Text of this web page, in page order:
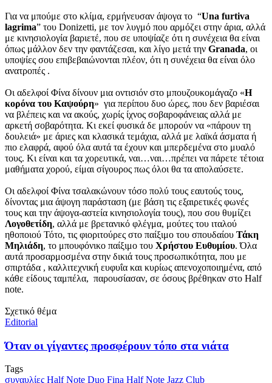
Για να μπούμε στο κλίμα, ερμήνευσαν άψογα το “Una furtiva
lagrima” του Donizetti, με τον λυγμό που αρμόζει στην άρια, αλλά
με κινησιολογία βαριετέ, που σε υποψίαζε ότι η συνέχεια θα είναι
όπως μάλλον δεν την φαντάζεσαι, και λίγο μετά την Granada, οι
υποψίες σου επιβεβαιώνονται πλέον, ότι η συνέχεια θα είναι όλο
ανατροπές .
Οι αδελφοί Φίνα δίνουν μια οντισιόν στο μπουζουκομάγαζο «Η
κορόνα του Καψούρη» για περίπου δυο ώρες, που δεν βαριέσαι
να βλέπεις και να ακούς, χωρίς ίχνος σοβαροφάνειας αλλά με
αρκετή σοβαρότητα. Κι εκεί φυσικά δε μπορούν να «πάρουν τη
δουλειά» με άριες και κλασικά τεμάχια, αλλά με λαϊκά άσματα ή
πιο ελαφρά, αφού όλα αυτά τα έχουν και μπερδεμένα στο μυαλό
τους. Κι είναι και τα χορευτικά, ναι…ναι…πρέπει να πάρετε τέτοια
μαθήματα χορού, είμαι σίγουρος πως όλοι θα τα απολαύσετε.
Οι αδελφοί Φίνα τσαλακώνουν τόσο πολύ τους εαυτούς τους,
δίνοντας μια άψογη παράσταση (με βάση τις εξαιρετικές φωνές
τους και την άψογα-αστεία κινησιολογία τους), που σου θυμίζει
Λογοθετίδη, αλλά με βρετανικό φλέγμα, μούτες του ιταλού
ηθοποιού Τότο, τις φιοριτούρες στο παίξιμο του σπουδαίου Τάκη
Μηλιάδη, το μπουφόνικο παίξιμο του Χρήστου Ευθυμίου. Όλα
αυτά προσαρμοσμένα στην δικιά τους προσωπικότητα, που με
σπιρτάδα , καλλιτεχνική ευφυΐα και κυρίως απενοχοποιημένα, από
κάθε είδους ταμπέλα, παρουσίασαν, σε όσους βρέθηκαν στο Half
note.
Σχετικό θέμα
Editorial
Όταν οι γίγαντες προσφέρουν τόπο στα νιάτα
Tags
συναυλίες Half Note Duo Fina Half Note Jazz Club